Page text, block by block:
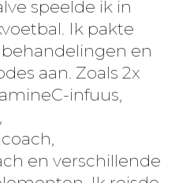
speelde ik in
Ik pakte
en
aan. Zoals 2x
infuus,
en verschillende